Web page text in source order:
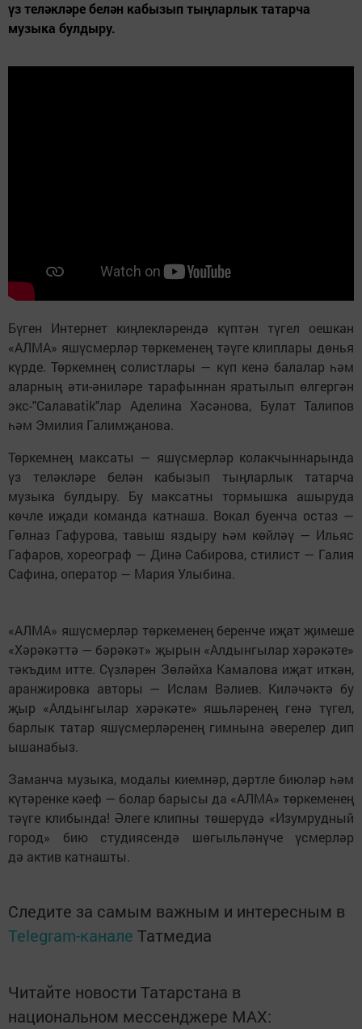
үз теләкләре белән кабызып тыңларлык татарча
музыка булдыру.
Бүген Интернет киңлекләрендә күптән түгел оешкан
«АЛМА» яшүсмерләр төркеменең тәүге клиплары дөнья
күрде. Төркемнең солистлары — күп кенә балалар һәм
аларның әти-әниләре тарафыннан яратылып өлгергән
экс-"Салаваtik"лар Аделина Хәсәнова, Булат Талипов
һәм Эмилия Галимҗанова.
Төркемнең максаты — яшүсмерләр колакчыннарында
үз теләкләре белән кабызып тыңларлык татарча
музыка булдыру. Бу максатны тормышка ашыруда
көчле иҗади команда катнаша. Вокал буенча остаз —
Гөлназ Гафурова, тавыш яздыру һәм көйләү — Ильяс
Гафаров, хореограф — Динә Сабирова, стилист — Галия
Сафина, оператор — Мария Улыбина.
«АЛМА» яшүсмерләр төркеменең беренче иҗат җимеше
«Хәрәкәттә — бәрәкәт» җырын «Алдынгылар хәрәкәте»
тәкъдим итте. Сүзләрен Зөләйха Камалова иҗат иткән,
аранжировка авторы — Ислам Вәлиев. Киләчәктә бу
җыр «Алдынгылар хәрәкәте» яшьләренең генә түгел,
барлык татар яшүсмерләренең гимнына әверелер дип
ышанабыз.
Заманча музыка, модалы киемнәр, дәртле биюләр һәм
күтәренке кәеф — болар барысы да «АЛМА» төркеменең
тәүге клибында! Әлеге клипны төшерүдә «Изумрудный
город» бию студиясендә шөгыльләнүче үсмерләр
дә актив катнашты.
Следите за самым важным и интересным в
Telegram-канале Татмедиа
Читайте новости Татарстана в
национальном мессенджере MАХ: